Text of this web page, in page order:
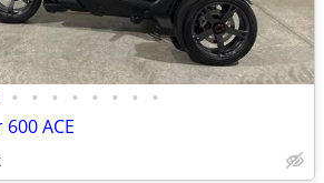
• • • • • • • •
ACE